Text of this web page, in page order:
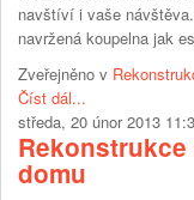
navštíví i vaše
navržená koupelna jak
Zveřejněno v
Číst dál...
středa, 20 únor 2013
domu